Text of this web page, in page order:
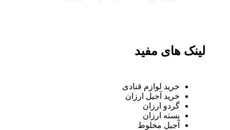
لینک های مفید
خرید لوازم قنادی
خرید آجیل ارزان
گردو ارزان
پسته ارزان
آجیل مخلوط